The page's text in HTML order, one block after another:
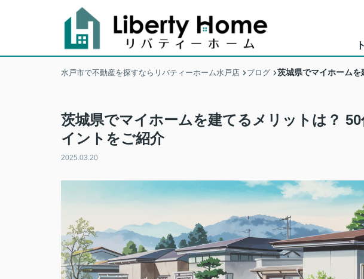
水戸市で不動産を探すならリバティーホーム水戸店 ブログ 茨城県でマイホーム
茨城県でマイホームを建てるメリットは？
イントをご紹介
2025.03.20